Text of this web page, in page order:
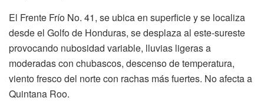
El Frente Frío No. 41, se ubica en superficie y se localiza
desde el Golfo de Honduras, se desplaza al este-sureste
provocando nubosidad variable, lluvias ligeras a
moderadas con chubascos, descenso de temperatura,
viento fresco del norte con rachas más fuertes. No afecta a
Quintana Roo.